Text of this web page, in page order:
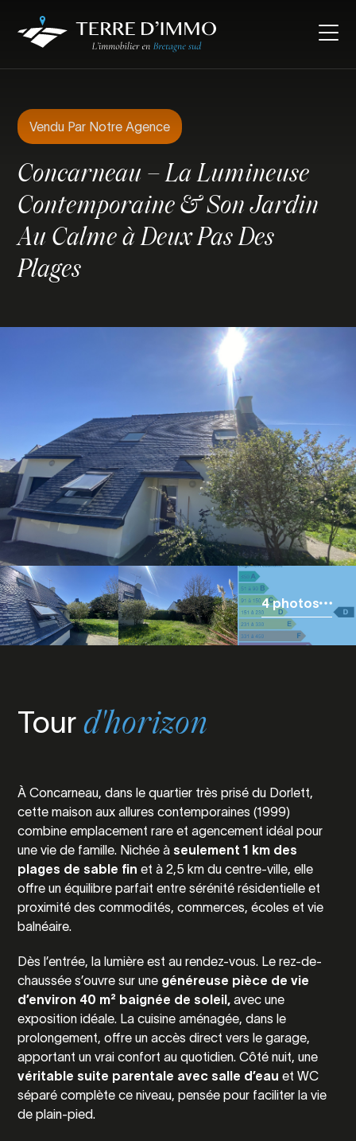
Vendu Par Notre Agence
Concarneau – La Lumineuse
Contemporaine & Son Jardin
Au Calme à Deux Pas Des
Plages
4 photos
Tourd'horizon
À Concarneau, dans le quartier très prisé du Dorlett,
cette maison aux allures contemporaines (1999)
combine emplacement rare et agencement idéal pour
une vie de famille. Nichée à seulement 1 km des
plages de sable fin et à 2,5 km du centre-ville, elle
offre un équilibre parfait entre sérénité résidentielle et
proximité des commodités, commerces, écoles et vie
balnéaire.
Dès l’entrée, la lumière est au rendez-vous. Le rez-de-
chaussée s’ouvre sur une généreuse pièce de vie
d’environ 40 m² baignée de soleil, avec une
exposition idéale. La cuisine aménagée, dans le
prolongement, offre un accès direct vers le garage,
apportant un vrai confort au quotidien. Côté nuit, une
véritable suite parentale avec salle d’eau et WC
séparé complète ce niveau, pensée pour faciliter la vie
de plain-pied.